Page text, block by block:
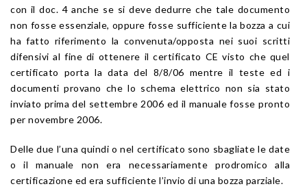
con il doc. 4 anche se si deve dedurre che tale documento
non fosse essenziale, oppure fosse sufficiente la bozza a cui
ha fatto riferimento la convenuta/opposta nei suoi scritti
difensivi al fine di ottenere il certificato CE visto che quel
certificato porta la data del 8/8/06 mentre il teste ed i
documenti provano che lo schema elettrico non sia stato
inviato prima del settembre 2006 ed il manuale fosse pronto
per novembre 2006.
Delle due l’una quindi o nel certificato sono sbagliate le date
o il manuale non era necessariamente prodromico alla
certificazione ed era sufficiente l’invio di una bozza parziale.